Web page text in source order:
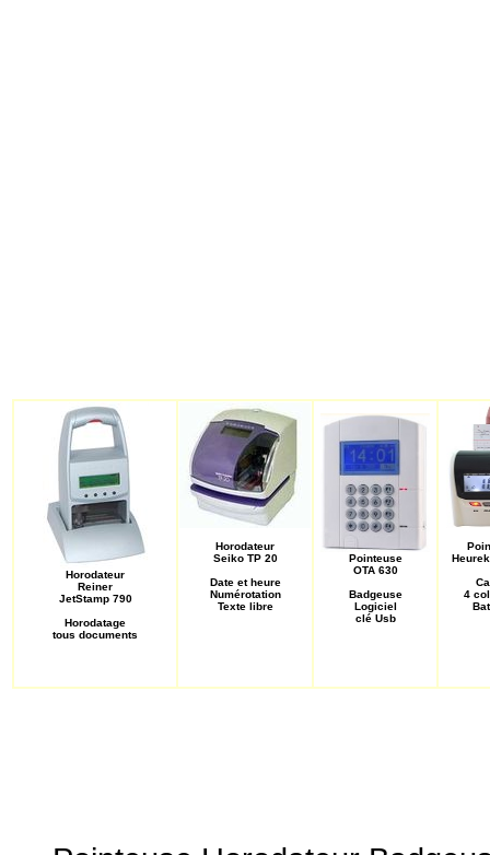
Horodateur
Reiner
JetStamp 790
Horodatage
tous documents
Horodateur
Seiko TP 20
Date et heure
Numérotation
Texte libre
Pointeuse
OTA 630
Badgeuse
Logiciel
clé Usb
4